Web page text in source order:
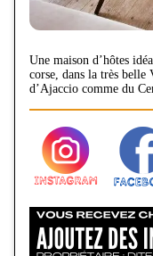
Une maison d’hôtes
corse, dans la très
d’Ajaccio comme du